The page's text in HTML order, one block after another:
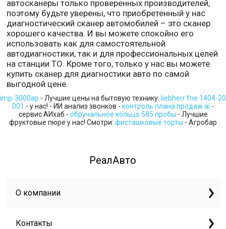
автосканеры только проверенных производителей,
поэтому будьте уверены, что приобретенный у нас
диагностический сканер автомобилей – это сканер
хорошего качества. И вы можете спокойно его
использовать как для самостоятельной
автодиагностики, так и для профессиональных целей
на станции ТО. Кроме того, только у нас вы можете
купить сканер для диагностики авто по самой
выгодной цене.
imp-3000ap - Лучшие цены на бытовую технику: liebherr fne 1404-20
001 - у нас! - ИИ анализ звонков - контроль плана продаж ai -
сервис АИхаб - обручальное кольцо 585 пробы - Лучшие
фруктовые пюре у нас! Смотри: фисташковые торты - Агробар
РеалАвто
О компании
Контакты